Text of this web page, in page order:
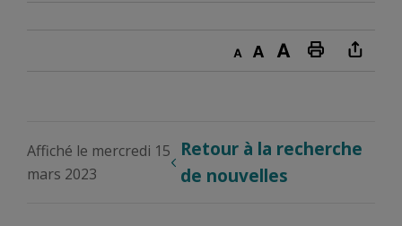
Decrease text sizeDefault text sizeIncrease text size Print this page
Affiché le mercredi 15
mars 2023
Retour à la recherche
de nouvelles